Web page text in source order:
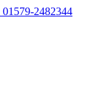
01579-2482344